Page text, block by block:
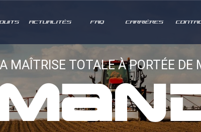
ACTUALITÉS FAQ CARRIÈRES
MAÎTRISE TOTALE À PORTÉE DE